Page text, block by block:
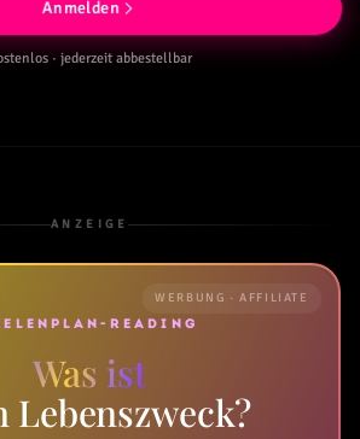
Anmelden
· jederzeit abbestellbar
ANZEIGE
WERBUNG · AFFILIATE
READING
Was ist
Lebenszweck?